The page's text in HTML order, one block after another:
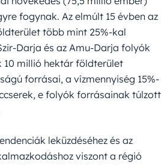
fogynak. Az elmúlt 15 évben az
több mint 25%-kal
Darja és az Amu-Darja folyók
10 millió hektár földterület
forrásai, a vízmennyiség 15%-
e folyók forrásainak túlzott
leküzdéséhez és az
viszont a régió